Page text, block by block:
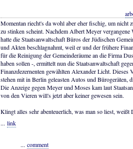
Momentan riecht's da wohl aber eher fischig, um nicht
zu stinken scheint. Nachdem Albert Meyer vergangene
hatte die Staatsanwaltschaft Büros der Jüdischen
und Akten beschlagnahmt, weil er und der frühere
für die Reinigung der Gemeinderäume an die Firma
haben sollen -, ermittelt nun die Staatsanwaltschaft
Finanzdezernenten gewählten Alexander Licht. Dieses
stehen mit in Berlin geleasten Autos und Bürogeräten,
Die Anzeige gegen Meyer und Moses kam laut
von den Vieren will's jetzt aber keiner gewesen sein.
Klingt alles sehr abenteuerlich, was man so liest, weißt
... link
... comment